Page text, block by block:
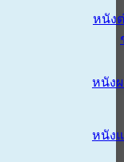
หนัง
หนัง
หนัง